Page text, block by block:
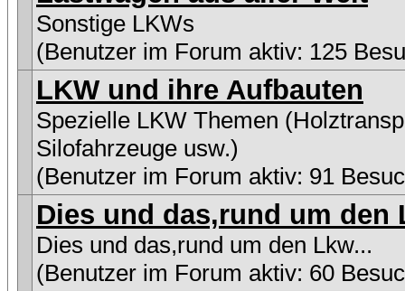
Sonstige LKWs
(Benutzer im Forum aktiv: 125
LKW und ihre Aufbauten
Spezielle LKW Themen
Silofahrzeuge usw.)
(Benutzer im Forum aktiv: 91
Dies und das,rund um den
Dies und das,rund um den Lkw...
(Benutzer im Forum aktiv: 60